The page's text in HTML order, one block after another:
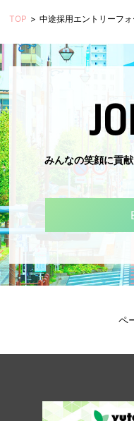
TOP 中途採用エントリーフォ
みんなの笑顔に貢
ペ